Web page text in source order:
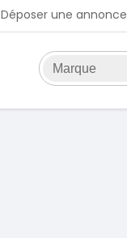
Déposer une annonce